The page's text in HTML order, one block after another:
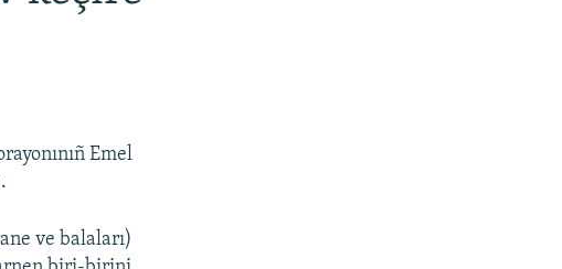
Emel
ve balaları)